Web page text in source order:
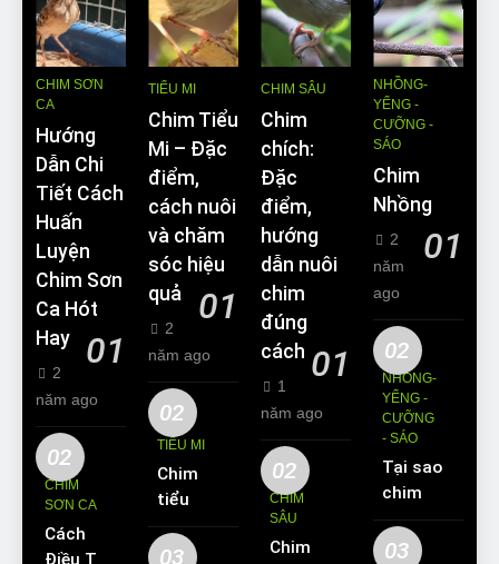
CHIM SƠN
CA
Hướng
Dẫn Chi
Tiết Cách
Huấn
Luyện
Chim Sơn
Ca Hót
Hay
01
2
năm ago
02
CHIM
SƠN CA
Cách
Điều Trị
TIỂU MI
Chim Tiểu
Mi – Đặc
điểm,
cách nuôi
và chăm
sóc hiệu
quả
01
2
năm ago
02
TIỂU MI
Chim
tiểu mi
ăn gì?
Kinh
03
CHIM SÂU
Chim
chích:
Đặc
điểm,
hướng
dẫn nuôi
chim
đúng
cách 01
1
năm ago
02
CHIM
SÂU
Chim
NHỒNG-
YỂNG -
CƯỠNG -
SÁO
Chim
Nhồng
01
2
năm
ago
02
NHỒNG-
YỂNG -
CƯỠNG
- SÁO
Tại sao
chim
Sáo lại
được
03